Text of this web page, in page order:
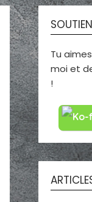
Tu
moi et
!